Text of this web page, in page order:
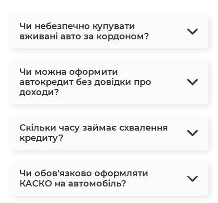
Чи небезпечно купувати
вживані авто за кордоном?
Чи можна оформити
автокредит без довідки про
доходи?
Скільки часу займає схвалення
кредиту?
Чи обов'язково оформляти
КАСКО на автомобіль?